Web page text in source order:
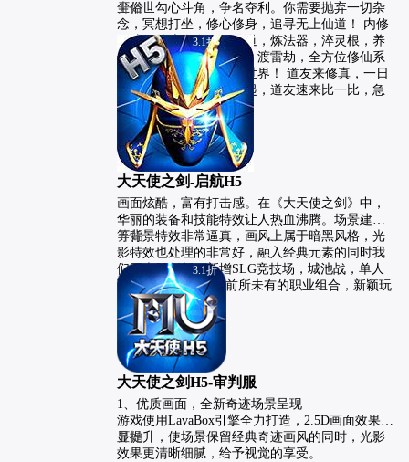
尘俗世勾心斗角，争名夺利。你需要抛弃一切杂
念，冥想打坐，修心修身，追寻无上仙道！ 内修
仙法，外淬肉身，修丹道，炼法器，淬灵根，养
灵宠，拜名师，寻仙缘，渡雷劫，全方位修仙系
统，还原最真实的修真世界！ 道友来修真，一日
即飞升！浩荡仙途今日起，道友速来比一比，急
速飞升，你有多快？
开始
3.1折
大天使之剑-启航H5
画面炫酷，富有打击感。在《大天使之剑》中，
华丽的装备和技能特效让人热血沸腾。场景建筑
等背景特效非常逼真，画风上属于暗黑风格，光
影特效也处理的非常好，融入经典元素的同时我
们再大胆创新，新增SLG竞技场，城池战，单人
可同时操控5角色，前所未有的职业组合，新颖玩
法让经典继续延续。
开始
3.1折
大天使之剑H5-审判服
1、优质画面，全新奇迹场景呈现
游戏使用LavaBox引擎全力打造，2.5D画面效果明
显提升，使场景保留经典奇迹画风的同时，光影
效果更清晰细腻，给予视觉的享受。
开始